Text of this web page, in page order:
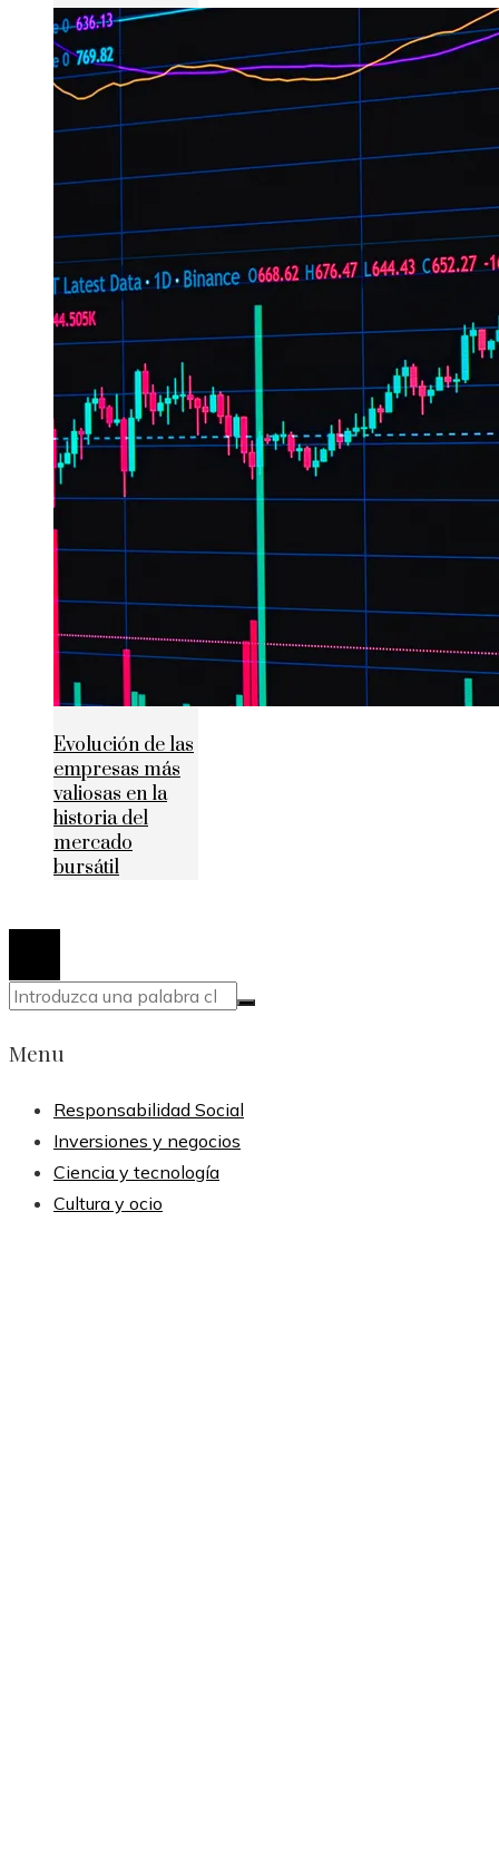
Evolución de las
empresas más
valiosas en la
historia del
mercado
bursátil
Menu
Responsabilidad Social
Inversiones y negocios
Ciencia y tecnología
Cultura y ocio